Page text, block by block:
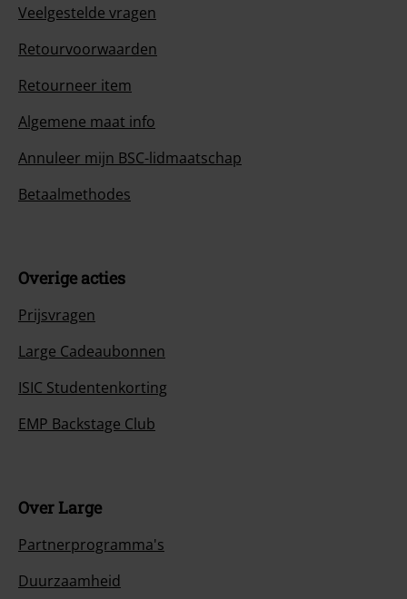
Veelgestelde vragen
Retourvoorwaarden
Retourneer item
Algemene maat info
Annuleer mijn BSC-lidmaatschap
Betaalmethodes
Overige acties
Prijsvragen
Large Cadeaubonnen
ISIC Studentenkorting
EMP Backstage Club
Over Large
Partnerprogramma's
Duurzaamheid